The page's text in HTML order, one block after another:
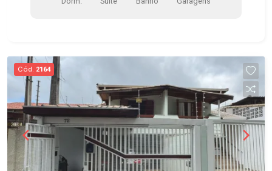
Cód. 2164